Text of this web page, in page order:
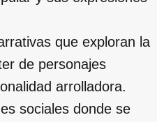
que exploran la
de personajes
arrolladora.
sociales donde se